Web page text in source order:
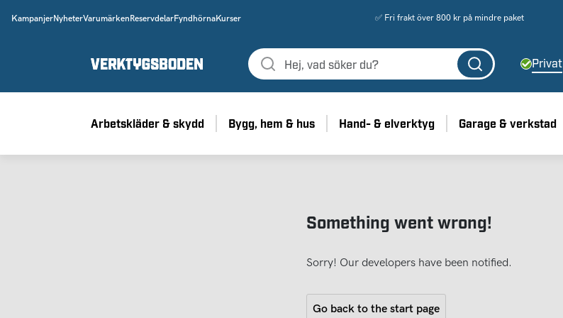
KampanjerNyheterVarumärken ReservdelarFyndhörnaKurser ✅ Fri frakt över 800 kr på mindre paket
Privat
Arbetskläder & skydd Bygg, hem & hus Hand- & elverktyg Garage & verkstad
Something went wrong!
Sorry! Our developers have been notified.
Go back to the start page